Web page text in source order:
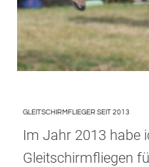
GLEITSCHIRMFLIEGER SEIT 2013
Im Jahr 2013 habe
Gleitschirmfliegen